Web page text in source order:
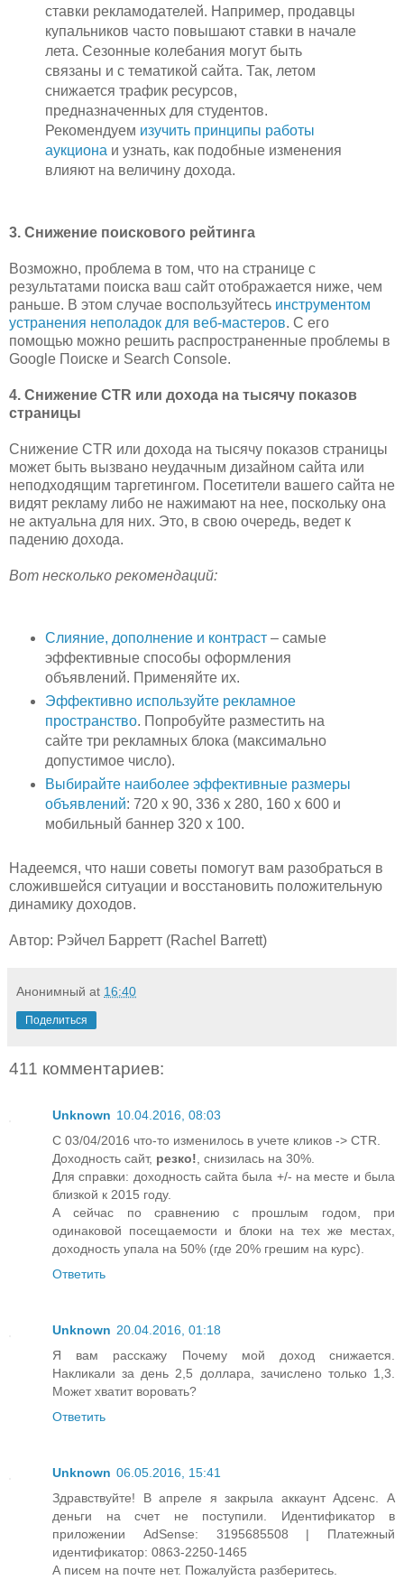
ставки рекламодателей. Например, продавцы
купальников часто повышают ставки в начале
лета. Сезонные колебания могут быть
связаны и с тематикой сайта. Так, летом
снижается трафик ресурсов,
предназначенных для студентов.
Рекомендуем изучить принципы работы
аукциона и узнать, как подобные изменения
влияют на величину дохода.
3. Снижение поискового рейтинга
Возможно, проблема в том, что на странице с
результатами поиска ваш сайт отображается ниже, чем
раньше. В этом случае воспользуйтесь инструментом
устранения неполадок для веб-мастеров. С его
помощью можно решить распространенные проблемы в
Google Поиске и Search Console.
4. Снижение CTR или дохода на тысячу показов
страницы
Снижение CTR или дохода на тысячу показов страницы
может быть вызвано неудачным дизайном сайта или
неподходящим таргетингом. Посетители вашего сайта не
видят рекламу либо не нажимают на нее, поскольку она
не актуальна для них. Это, в свою очередь, ведет к
падению дохода.
Вот несколько рекомендаций:
Слияние, дополнение и контраст– самые
эффективные способы оформления
объявлений. Применяйте их.
Эффективно используйте рекламное
пространство. Попробуйте разместить на
сайте три рекламных блока (максимально
допустимое число).
Выбирайте наиболее эффективные размеры
объявлений: 720 x 90, 336 x 280, 160 x 600 и
мобильный баннер 320 x 100.
Надеемся, что наши советы помогут вам разобраться в
сложившейся ситуации и восстановить положительную
динамику доходов.
Автор: Рэйчел Барретт (Rachel Barrett)
Анонимный at 16:40
Поделиться
411 комментариев:
Unknown 10.04.2016, 08:03
С 03/04/2016 что-то изменилось в учете кликов -> CTR.
Доходность сайт, резко! , снизилась на 30%.
Для справки: доходность сайта была +/- на месте и была
близкой к 2015 году.
А сейчас по сравнению с прошлым годом, при
одинаковой посещаемости и блоки на тех же местах,
доходность упала на 50% (где 20% грешим на курс).
Ответить
Unknown 20.04.2016, 01:18
Я вам расскажу Почему мой доход снижается.
Накликали за день 2,5 доллара, зачислено только 1,3.
Может хватит воровать?
Ответить
Unknown 06.05.2016, 15:41
Здравствуйте! В апреле я закрыла аккаунт Адсенс. А
деньги на счет не поступили. Идентификатор в
приложении AdSense: 3195685508 | Платежный
идентификатор: 0863-2250-1465
А писем на почте нет. Пожалуйста разберитесь.